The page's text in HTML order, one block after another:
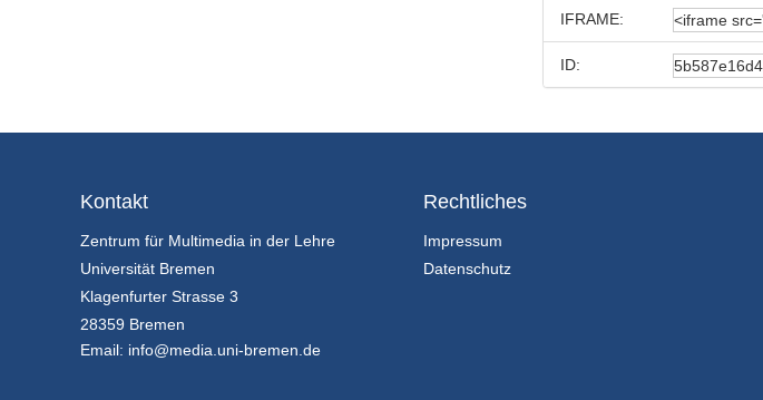
IFRAME:
ID:
Kontakt
Zentrum für Multimedia in der Lehre
Universität Bremen
Klagenfurter Strasse 3
28359 Bremen
Email: info@media.uni-bremen.de
Rechtliches
Impressum
Datenschutz